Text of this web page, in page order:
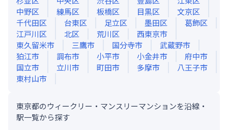
中野区
練馬区 板橋区 目黒区
文京区
千代田区
台東区 足立区 墨田区
葛飾区
江戸川区
北区 荒川区
西東京市
東久留米市
三鷹市 国分寺市
武蔵野市
狛江市
調布市 小平市 小金井市
府中市
国立市
立川市 町田市 多摩市
八王子市
東村山市
東京都のウィークリー・マンスリーマンションを沿線・
駅一覧から探す